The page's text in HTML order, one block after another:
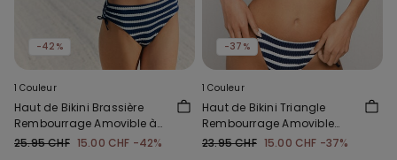
-42%
1 Couleur
Haut de Bikini Brassière
Rembourrage Amovible à
Rayures Matelot
25.95 CHF 15.00 CHF -42%
-37%
1 Couleur
Haut de Bikini Triangle
Rembourrage Amovible
Rayures Matelot
23.95 CHF 15.00 CHF -37%